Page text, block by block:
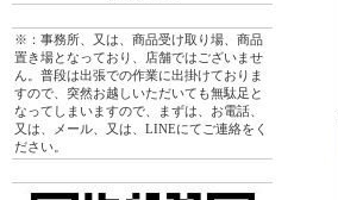
※：事務所、又は、商品受け取り場、商品
置き場となっており、店舗ではございませ
ん。普段は出張での作業に出掛けておりま
すので、突然お越しいただいても無駄足と
なってしまいますので、まずは、お電話、
又は、メール、又は、LINEにてご連絡をく
ださい。